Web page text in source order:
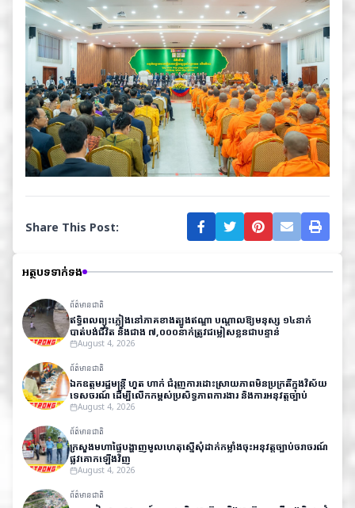
Share This Post:
អត្ថបទទាក់ទង
ព័ត៌មានជាតិ
ឥទ្ធិពលព្យុះភ្លៀងនៅភាគខាងត្បូងឥណ្ឌា បណ្តាលឱ្យមនុស្ស ១៤នាក់
បាត់បង់ជីវិត និងជាង ៧,០០០នាក់ត្រូវជម្លៀសខ្លួនជាបន្ទាន់
August 4, 2026
ព័ត៌មានជាតិ
ឯកឧត្តមរដ្ឋមន្ត្រី ហួត ហាក់ ជំរុញការដោះស្រាយភាពមិនប្រក្រតីក្នុងវិស័យ
ទេសចរណ៍ ដើម្បីលើកកម្ពស់ប្រសិទ្ធភាពការងារ និងការអនុវត្តច្បាប់
August 4, 2026
ព័ត៌មានជាតិ
ក្រសួងមហាផ្ទៃបង្ហាញមូលហេតុស្នើសុំដាក់កម្លាំងចុះអនុវត្តច្បាប់ចរាចរណ៍
ផ្លូវគោកឡើងវិញ
August 4, 2026
ព័ត៌មានជាតិ